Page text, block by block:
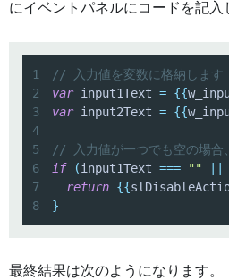
にイベントパネルにコードを記入
1
// 入力値を変数に格納します
2
var input1Text = {{
3
var input2Text = {{
4
5
// 入力値が一つでも空の場合
6
if (input1Text === ""
7
return {{
8
}
最終結果は次のようになります。